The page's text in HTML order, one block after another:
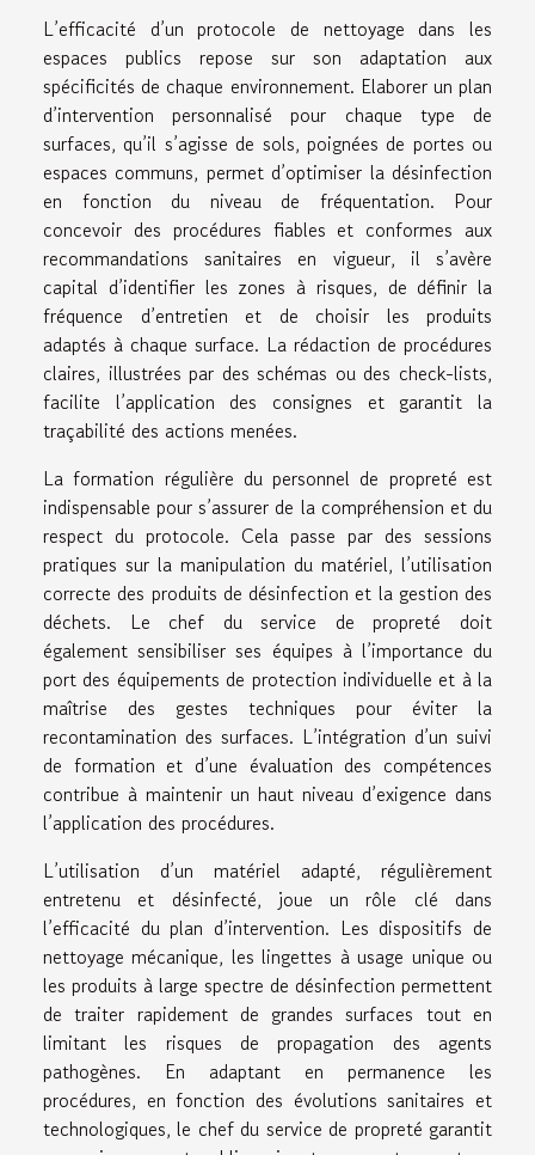
L’efficacité d’un protocole de nettoyage dans les
espaces publics repose sur son adaptation aux
spécificités de chaque environnement. Elaborer un plan
d’intervention personnalisé pour chaque type de
surfaces, qu’il s’agisse de sols, poignées de portes ou
espaces communs, permet d’optimiser la désinfection
en fonction du niveau de fréquentation. Pour
concevoir des procédures fiables et conformes aux
recommandations sanitaires en vigueur, il s’avère
capital d’identifier les zones à risques, de définir la
fréquence d’entretien et de choisir les produits
adaptés à chaque surface. La rédaction de procédures
claires, illustrées par des schémas ou des check-lists,
facilite l’application des consignes et garantit la
traçabilité des actions menées.
La formation régulière du personnel de propreté est
indispensable pour s’assurer de la compréhension et du
respect du protocole. Cela passe par des sessions
pratiques sur la manipulation du matériel, l’utilisation
correcte des produits de désinfection et la gestion des
déchets. Le chef du service de propreté doit
également sensibiliser ses équipes à l’importance du
port des équipements de protection individuelle et à la
maîtrise des gestes techniques pour éviter la
recontamination des surfaces. L’intégration d’un suivi
de formation et d’une évaluation des compétences
contribue à maintenir un haut niveau d’exigence dans
l’application des procédures.
L’utilisation d’un matériel adapté, régulièrement
entretenu et désinfecté, joue un rôle clé dans
l’efficacité du plan d’intervention. Les dispositifs de
nettoyage mécanique, les lingettes à usage unique ou
les produits à large spectre de désinfection permettent
de traiter rapidement de grandes surfaces tout en
limitant les risques de propagation des agents
pathogènes. En adaptant en permanence les
procédures, en fonction des évolutions sanitaires et
technologiques, le chef du service de propreté garantit